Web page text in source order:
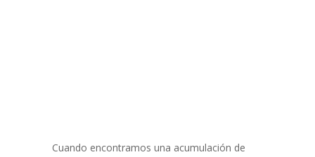
Cuando encontramos una acumulación de